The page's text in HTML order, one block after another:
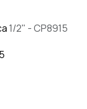
1/2" - CP8915